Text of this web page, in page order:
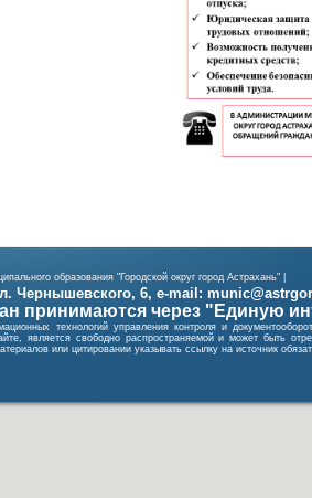
образования "Городской округ город Астрахань" |
Чернышевского, 6, e-mail:
принимаются через "Единую
технологий управления контроля и
является свободно распространяемой и может быть
или цитировании указывать ссылку на источник